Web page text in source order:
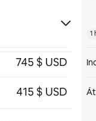
745 $ USD
415 $ USD
1